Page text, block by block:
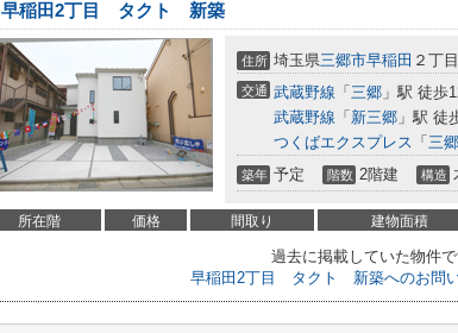
早稲田2丁目 タクト 新築
住所 埼玉県三郷市早稲田 ２丁
交通 武蔵野線 「 三郷 」駅 徒歩
武蔵野線 「 新三郷 」駅 徒
つくばエクスプレス 「 三
築年 予定 階数 2階建 構造
所在階 価格 間取り 建物面積
過去に掲載していた物件で
早稲田2丁目 タクト 新築へのお問